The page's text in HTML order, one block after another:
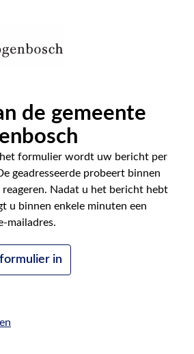
de gemeente
het formulier wordt uw bericht per
geadresseerde probeert binnen
Nadat u het bericht hebt
u binnen enkele minuten een
mailadres.
in